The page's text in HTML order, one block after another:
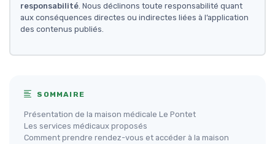
responsabilité. Nous déclinons toute responsabilité quant
aux conséquences directes ou indirectes liées à l’application
des contenus publiés.
SOMMAIRE
Présentation de la maison médicale Le Pontet
Les services médicaux proposés
Comment prendre rendez-vous et accéder à la maison